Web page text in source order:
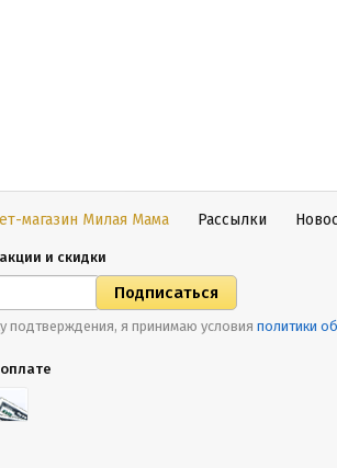
магазин Милая Мама Рассылки
и скидки
подтверждения, я принимаю условия политики